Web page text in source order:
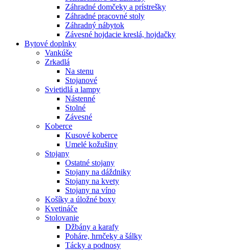
Záhradné domčeky a prístrešky
Záhradné pracovné stoly
Záhradný nábytok
Závesné hojdacie kreslá, hojdačky
Bytové doplnky
Vankúše
Zrkadlá
Na stenu
Stojanové
Svietidlá a lampy
Nástenné
Stolné
Závesné
Koberce
Kusové koberce
Umelé kožušiny
Stojany
Ostatné stojany
Stojany na dáždniky
Stojany na kvety
Stojany na víno
Košíky a úložné boxy
Kvetináče
Stolovanie
Džbány a karafy
Poháre, hrnčeky a šálky
Tácky a podnosy